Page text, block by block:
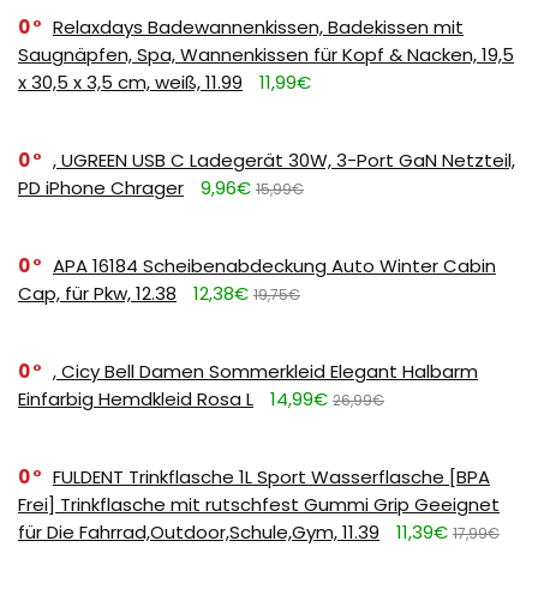
0
Relaxdays Badewannenkissen, Badekissen mit
Saugnäpfen, Spa, Wannenkissen für Kopf & Nacken, 19,5
x 30,5 x 3,5 cm, weiß, 11.99
11,99€
0
, UGREEN USB C Ladegerät 30W, 3-Port GaN Netzteil,
PD iPhone Chrager
9,96€ 15,99€
0
APA 16184 Scheibenabdeckung Auto Winter Cabin
Cap, für Pkw, 12.38
12,38€ 19,75€
0
, Cicy Bell Damen Sommerkleid Elegant Halbarm
Einfarbig Hemdkleid Rosa L
14,99€ 26,99€
0
FULDENT Trinkflasche 1L Sport Wasserflasche [BPA
Frei] Trinkflasche mit rutschfest Gummi Grip Geeignet
für Die Fahrrad,Outdoor,Schule,Gym, 11.39
11,39€ 17,99€